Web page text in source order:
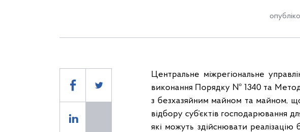
Центральне міжрегіональне
виконання Порядку № 1340 та
з безхазяйним майном та майном,
відбору суб’єктів господарювання
які можуть здійснювати